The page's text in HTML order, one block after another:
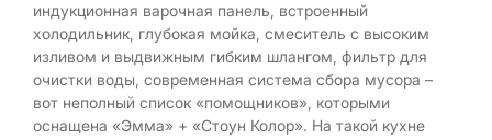
индукционная варочная панель, встроенный
холодильник, глубокая мойка, смеситель с высоким
изливом и выдвижным гибким шлангом, фильтр для
очистки воды, современная система сбора мусора –
вот неполный список «помощников», которыми
оснащена «Эмма» + «Стоун Колор». На такой кухне